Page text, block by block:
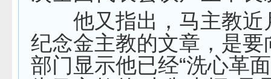
他又指出，马主教近
纪念金主教的文章，是要
部门显示他已经“洗心革